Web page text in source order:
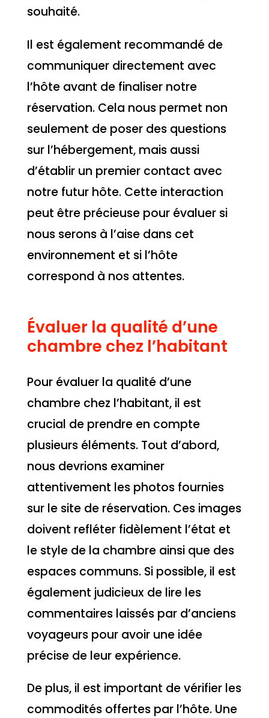
souhaité.
Il est également recommandé de
communiquer directement avec
l’hôte avant de finaliser notre
réservation. Cela nous permet non
seulement de poser des questions
sur l’hébergement, mais aussi
d’établir un premier contact avec
notre futur hôte. Cette interaction
peut être précieuse pour évaluer si
nous serons à l’aise dans cet
environnement et si l’hôte
correspond à nos attentes.
Évaluer la qualité d’une
chambre chez l’habitant
Pour évaluer la qualité d’une
chambre chez l’habitant, il est
crucial de prendre en compte
plusieurs éléments. Tout d’abord,
nous devrions examiner
attentivement les photos fournies
sur le site de réservation. Ces images
doivent refléter fidèlement l’état et
le style de la chambre ainsi que des
espaces communs. Si possible, il est
également judicieux de lire les
commentaires laissés par d’anciens
voyageurs pour avoir une idée
précise de leur expérience.
De plus, il est important de vérifier les
commodités offertes par l’hôte. Une